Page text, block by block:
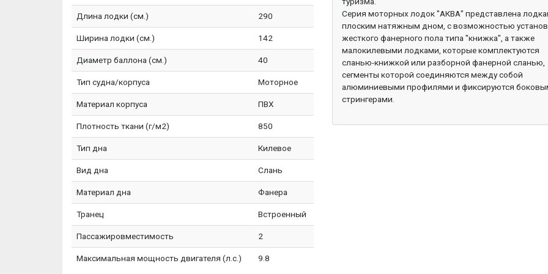
Длина лодки (см.) 290
Ширина лодки (см.) 142
Диаметр баллона (см.) 40
Тип судна/корпуса Моторное
Материал корпуса ПВХ
Плотность ткани (г/м2) 850
Тип дна Килевое
Вид дна Слань
Материал дна Фанера
Транец Встроенный
Пассажировместимость 2
Максимальная мощность двигателя (л.с.) 9.8
Серия моторных лодок "АКВА" представлена
плоским натяжным дном, с возможностью
жесткого фанерного пола типа "книжка", а также
малокилевыми лодками, которые комплектуются
сланью-книжкой или разборной фанерной сланью,
сегменты которой соединяются между собой
алюминиевыми профилями и фиксируются
стрингерами.